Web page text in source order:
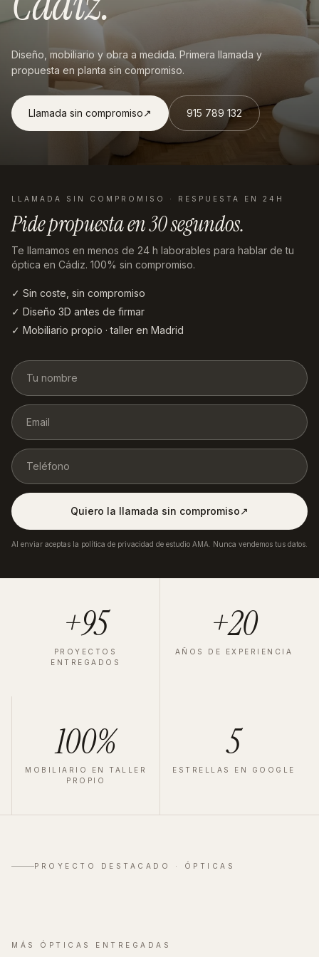
Diseño, mobiliario y obra a medida. Primera llamada y
propuesta en planta sin compromiso.
Llamada sin compromiso↗︎ 915 789 132
LLAMADA SIN COMPROMISO · RESPUESTA EN 24H
Pide propuesta en30 segundos.
Te llamamos en menos de 24 h laborables para hablar de tu
óptica en Cádiz. 100% sin compromiso.
✓ Sin coste, sin compromiso
✓ Diseño 3D antes de firmar
✓ Mobiliario propio · taller en Madrid
Quiero la llamada sin compromiso↗︎
Al enviar aceptas la política de privacidad de estudio AMA. Nunca vendemos tus datos.
+95
PROYECTOS
ENTREGADOS
+20
AÑOS DE EXPERIENCIA
100%
MOBILIARIO EN TALLER
PROPIO
5
ESTRELLAS EN GOOGLE
PROYECTO DESTACADO · ÓPTICAS
Zeiss Valladolid
MÁS ÓPTICAS ENTREGADAS